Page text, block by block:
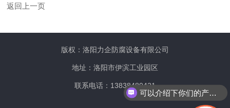
返回上一页
版权：洛阳力企防腐设备有限公司
地址：洛阳市伊滨工业园区
联系电话：13838480421
可以介绍下你们的产品么？